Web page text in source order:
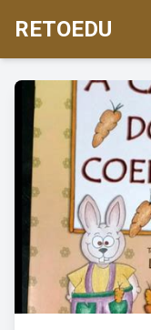
RETOEDU